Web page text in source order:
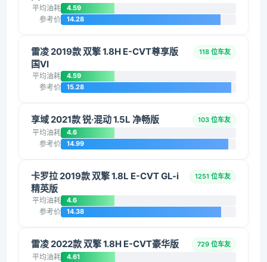
平均油耗 4.59
参考价 14.28
雷凌 2019款 双擎 1.8H E-CVT尊享版
国VI
118 位车友
平均油耗 4.59
参考价 15.28
享域 2021款 锐·混动 1.5L 净畅版 103 位车友
平均油耗 4.6
参考价 14.99
卡罗拉 2019款 双擎 1.8L E-CVT GL-i
精英版
1251 位车友
平均油耗 4.6
参考价 14.38
雷凌 2022款 双擎 1.8H E-CVT豪华版 729 位车友
平均油耗 4.61